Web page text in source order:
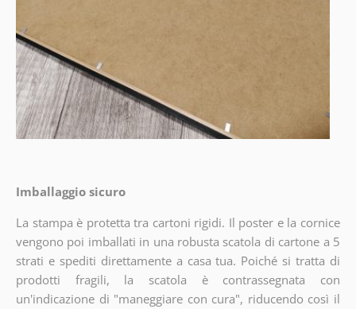
Imballaggio sicuro
La stampa è protetta tra cartoni rigidi. Il poster e la cornice
vengono poi imballati in una robusta scatola di cartone a 5
strati e spediti direttamente a casa tua. Poiché si tratta di
prodotti fragili, la scatola è contrassegnata con
un'indicazione di "maneggiare con cura", riducendo così il